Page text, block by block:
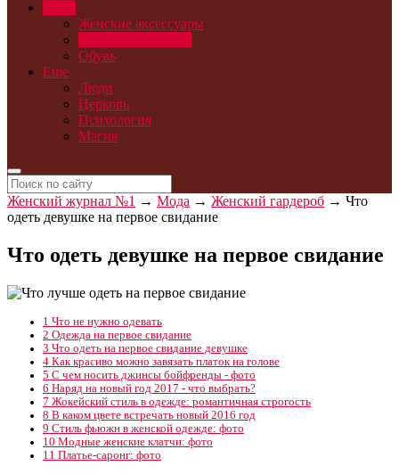
Женские аксессуары
Обувь
Еще
Люди
Церковь
Психология
Магия
Женский журнал №1 → Мода → Женский гардероб → Что
одеть девушке на первое свидание
Что одеть девушке на первое свидание
1 Что не нужно одевать
2 Одежда на первое свидание
3 Что одеть на первое свидание девушке
4 Как красиво можно завязать платок на голове
5 С чем носить джинсы бойфренды - фото
6 Наряд на новый год 2017 - что выбрать?
7 Жокейский стиль в одежде: романтичная строгость
8 В каком цвете встречать новый 2016 год
9 Стиль фьюжн в женской одежде: фото
10 Модные женские клатчи: фото
11 Платье-саронг: фото